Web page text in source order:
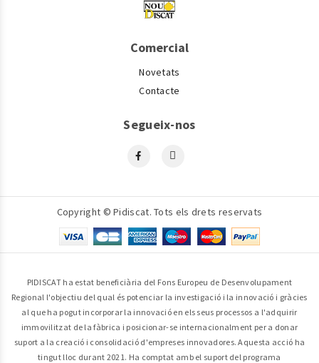
Comercial
Novetats
Contacte
Segueix-nos
Copyright © Pidiscat. Tots els drets reservats
PIDISCAT ha estat beneficiària del Fons Europeu de Desenvolupament
Regional l'objectiu del qual és potenciar la investigació i la innovació i gràcies
al que ha pogut incorporar la innovació en els seus processos a l'adquirir
immovilitzat de la fàbrica i posicionar-se internacionalment per a donar
suport a la creació i consolidació d'empreses innovadores. Aquesta acció ha
tingut lloc durant 2021. Ha comptat amb el suport del programa